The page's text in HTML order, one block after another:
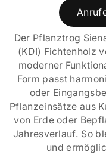
Der Pflanztrog
(KDI) Fichtenholz
moderner
Form passt
oder
Pflanzeinsätze aus
von Erde oder
Jahresverlauf. So
und